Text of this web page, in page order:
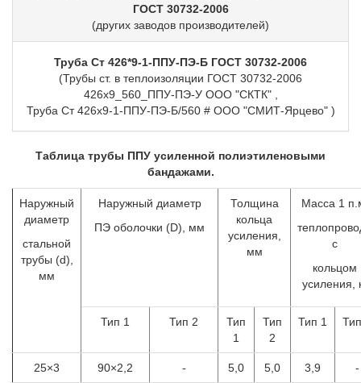
ГОСТ 30732-2006
(других заводов производителей)
Труба Ст 426*9-1-ППУ-ПЭ-Б ГОСТ 30732-2006
(Трубы ст. в теплоизоляции ГОСТ 30732-2006
426х9_560_ППУ-ПЭ-У ООО "СКТК" ,
Труба Ст 426х9-1-ППУ-ПЭ-Б/560 # ООО "СМИТ-Ярцево" )
Таблица трубы ППУ усиленной полиэтиленовыми
бандажами.
Наружный
диаметр
стальной
трубы (d),
мм
Наружный диаметр
ПЭ оболочки (D), мм
Толщина
кольца
усиления,
мм
Масса 1
с
кольцом
усиления,
Тип 1 Тип 2
Тип
1
Тип
2
Тип 1
25×3 90×2,2 - 5,0 5,0 3,9 -